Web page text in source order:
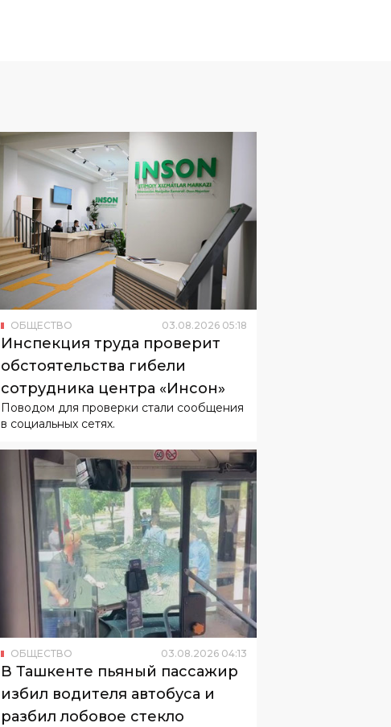
ОБЩЕСТВО 03.08.2026 05:18
Инспекция труда проверит
обстоятельства гибели
сотрудника центра «Инсон»
Поводом для проверки стали сообщения
в социальных сетях.
ОБЩЕСТВО 03.08.2026 04:13
В Ташкенте пьяный пассажир
избил водителя автобуса и
разбил лобовое стекло